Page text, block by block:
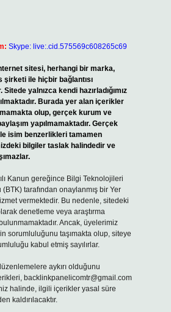
Skype: live:.cid.575569c608265c69
sitesi, herhangi bir marka,
şirketi ile hiçbir bağlantısı
yalnızca kendi hazırladığımız
Burada yer alan içerikler
olup, gerçek kurum ve
yapılmamaktadır. Gerçek
isim benzerlikleri tamamen
bilgiler taslak halindedir ve
Kanun gereğince Bilgi Teknolojileri
tarafından onaylanmış bir Yer
vermektedir. Bu nedenle, sitedeki
denetleme veya araştırma
Ancak, üyelerimiz
sorumluluğunu taşımakta olup, siteye
kabul etmiş sayılırlar.
aykırı olduğunu
backlinkpanelicomtr@gmail.com
halinde, ilgili içerikler yasal süre
kaldırılacaktır.